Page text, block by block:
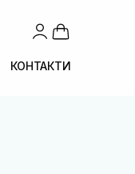
КОНТАКТИ